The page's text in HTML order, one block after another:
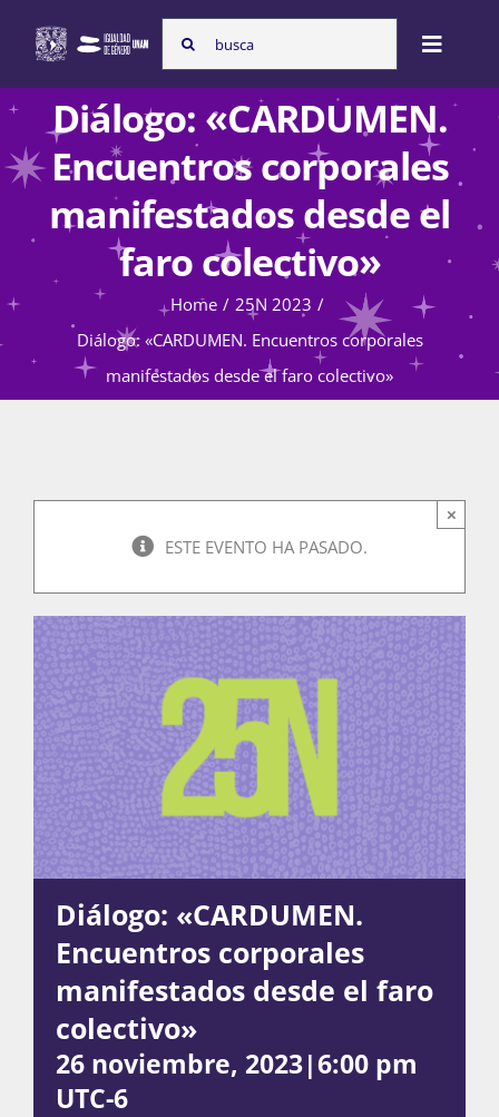
content
Search
for:
Toggle
Inicio
Nosotras
Programas
Atención de la violencia de género
La Boletina
Blog
Recursos
Súmate
Publicaciones
Diálogo: «CARDUMEN.
Encuentros corporales
manifestados desde el
faro colectivo»
Home
25N 2023
Diálogo: «CARDUMEN. Encuentros corporales
manifestados desde el faro colectivo»
ESTE EVENTO HA PASADO.
×
Diálogo: «CARDUMEN.
Encuentros corporales
manifestados desde el faro
colectivo»
26 noviembre, 2023|6:00 pm
UTC-6